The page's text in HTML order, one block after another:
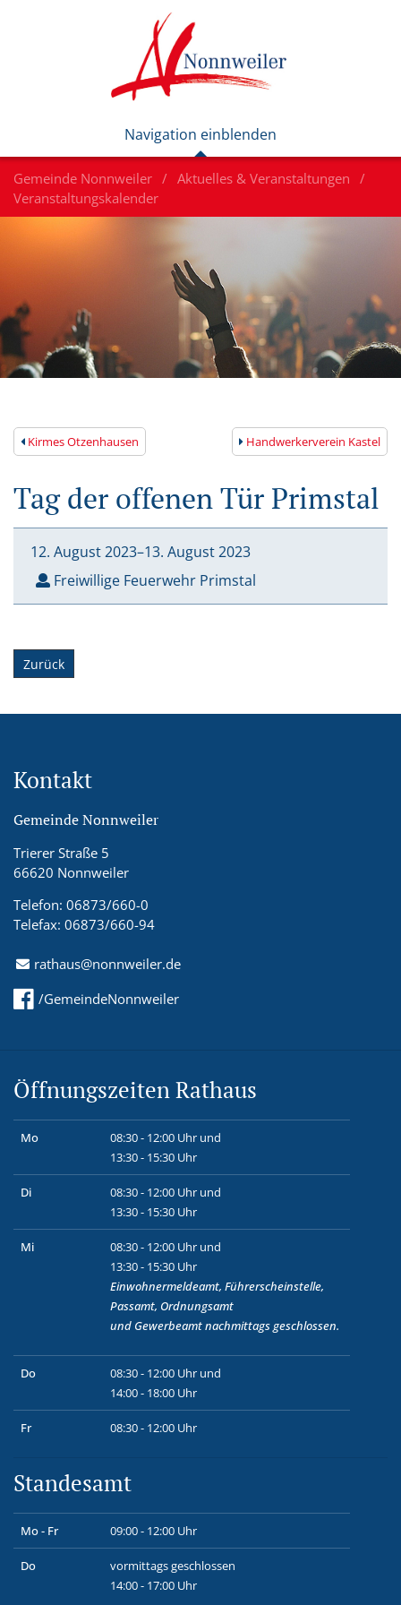
Gemeinde Nonnweiler
Aktuelles & Veranstaltungen
Veranstaltungskalender
Kirmes Otzenhausen Handwerkerverein Kastel
Tag der offenen Tür Primstal
12. August2023–13. August2023
Freiwillige Feuerwehr Primstal
Zurück
Kontakt
Gemeinde Nonnweiler
Trierer Straße 5
66620 Nonnweiler
Telefon: 06873/660-0
Telefax: 06873/660-94
rathaus@nonnweiler.de
/GemeindeNonnweiler
Öffnungszeiten Rathaus
Mo
08:30 - 12:00 Uhr und
13:30 - 15:30 Uhr
Di
08:30 - 12:00 Uhr und
13:30 - 15:30 Uhr
Mi
08:30 - 12:00 Uhr und
13:30 - 15:30 Uhr
Einwohnermeldeamt, Führerscheinstelle,
Passamt, Ordnungsamt
und Gewerbeamtnachmittags geschlossen.
Do
08:30 - 12:00 Uhr und
14:00 - 18:00 Uhr
Fr 08:30 - 12:00 Uhr
Standesamt
Mo - Fr 09:00 - 12:00 Uhr
Do
vormittags geschlossen
14:00 - 17:00 Uhr